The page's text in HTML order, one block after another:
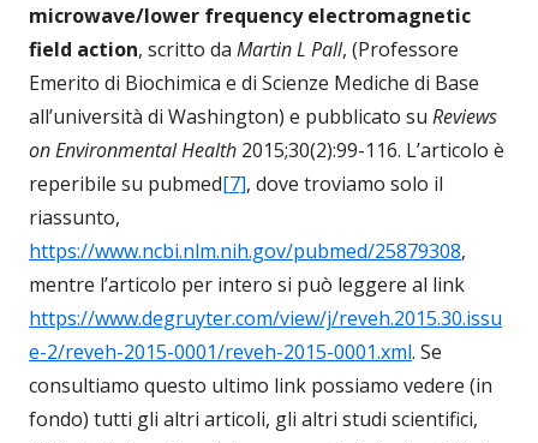
microwave/lower frequency electromagnetic
field action, scritto da Martin L Pall, (Professore
Emerito di Biochimica e di Scienze Mediche di Base
all’università di Washington) e pubblicato su Reviews
on Environmental Health 2015;30(2):99-116. L’articolo è
reperibile su pubmed[7], dove troviamo solo il
riassunto,
https://www.ncbi.nlm.nih.gov/pubmed/25879308,
mentre l’articolo per intero si può leggere al link
https://www.degruyter.com/view/j/reveh.2015.30.issu
e-2/reveh-2015-0001/reveh-2015-0001.xml. Se
consultiamo questo ultimo link possiamo vedere (in
fondo) tutti gli altri articoli, gli altri studi scientifici,